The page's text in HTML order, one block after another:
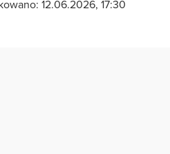
12.06.2026, 17:30